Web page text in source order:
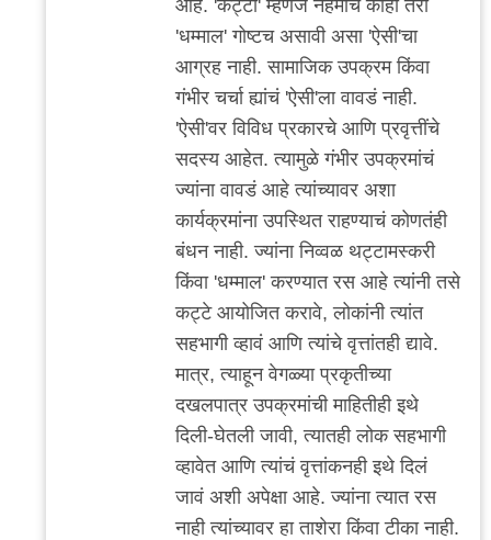
आहे. 'कट्टा' म्हणजे नेहमीच काही तरी
'धम्माल' गोष्टच असावी असा 'ऐसी'चा
आग्रह नाही. सामाजिक उपक्रम किंवा
गंभीर चर्चा ह्यांचं 'ऐसी'ला वावडं नाही.
'ऐसी'वर विविध प्रकारचे आणि प्रवृत्तींचे
सदस्य आहेत. त्यामुळे गंभीर उपक्रमांचं
ज्यांना वावडं आहे त्यांच्यावर अशा
कार्यक्रमांना उपस्थित राहण्याचं कोणतंही
बंधन नाही. ज्यांना निव्वळ थट्टामस्करी
किंवा 'धम्माल' करण्यात रस आहे त्यांनी तसे
कट्टे आयोजित करावे, लोकांनी त्यांत
सहभागी व्हावं आणि त्यांचे वृत्तांतही द्यावे.
मात्र, त्याहून वेगळ्या प्रकृतीच्या
दखलपात्र उपक्रमांची माहितीही इथे
दिली-घेतली जावी, त्यातही लोक सहभागी
व्हावेत आणि त्यांचं वृत्तांकनही इथे दिलं
जावं अशी अपेक्षा आहे. ज्यांना त्यात रस
नाही त्यांच्यावर हा ताशेरा किंवा टीका नाही.